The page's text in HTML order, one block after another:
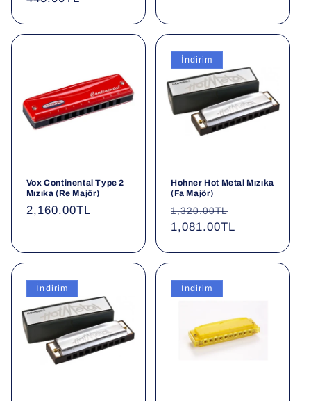
Vox Continental Type 2
Mızıka (Re Majör)
Normal
2,160.00TL
İndirim
Hohner Hot Metal Mızıka
(Fa Majör)
Normal
fiyat
1,320.00TL
1,081.00TL
İndirim İndirim